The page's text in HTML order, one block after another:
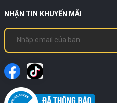
NHẬN TIN KHUYẾN MÃI